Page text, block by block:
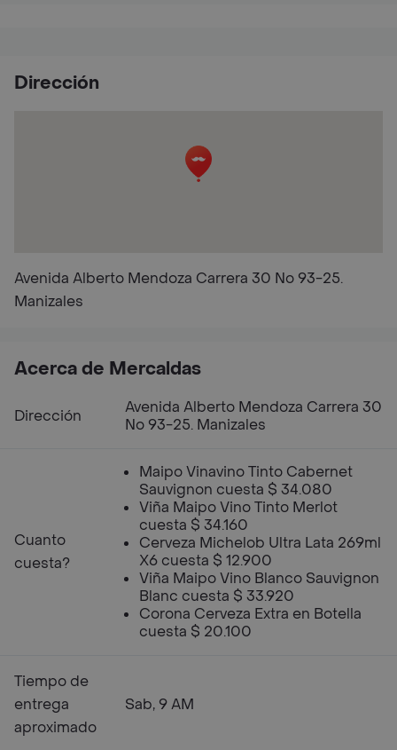
Dirección
Avenida Alberto Mendoza Carrera 30 No 93-25.
Manizales
Acerca de Mercaldas
Dirección
Avenida Alberto Mendoza Carrera 30
No 93-25. Manizales
Cuanto
cuesta?
Maipo Vinavino Tinto Cabernet
Sauvignon cuesta $ 34.080
Viña Maipo Vino Tinto Merlot
cuesta $ 34.160
Cerveza Michelob Ultra Lata 269ml
X6 cuesta $ 12.900
Viña Maipo Vino Blanco Sauvignon
Blanc cuesta $ 33.920
Corona Cerveza Extra en Botella
cuesta $ 20.100
Tiempo de
entrega
aproximado
Sab, 9 AM